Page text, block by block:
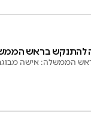
בראש הממשלה: אישה